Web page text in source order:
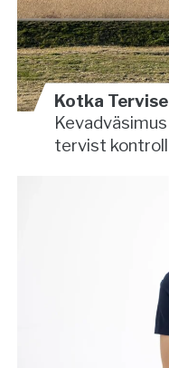
Kotka
tervist